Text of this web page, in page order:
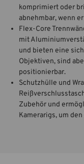
komprimiert oder
abnehmbar, wenn
Flex-Core
mit
und bieten eine
Objektiven, sind
positionierbar.
Schutzhülle und
Zubehör und
Kamerarigs, um